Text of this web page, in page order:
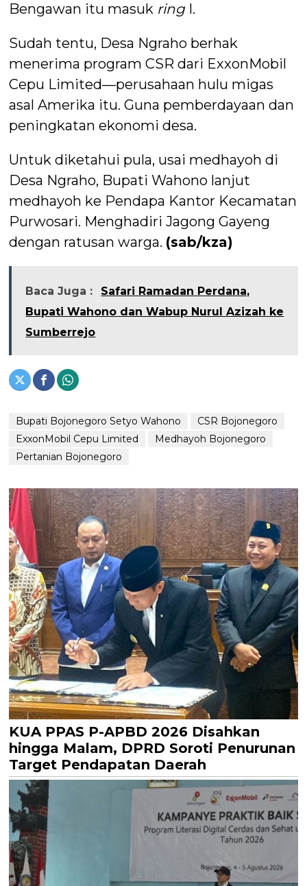
Bengawan itu masuk ringI.
Sudah tentu, Desa Ngraho berhak
menerima program CSR dari ExxonMobil
Cepu Limited—perusahaan hulu migas
asal Amerika itu. Guna pemberdayaan dan
peningkatan ekonomi desa.
Untuk diketahui pula, usai medhayoh di
Desa Ngraho, Bupati Wahono lanjut
medhayoh ke Pendapa Kantor Kecamatan
Purwosari. Menghadiri Jagong Gayeng
dengan ratusan warga. (sab/kza)
Baca Juga :
Safari Ramadan Perdana,
Bupati Wahono dan Wabup Nurul Azizah ke
Sumberrejo
Bupati Bojonegoro Setyo Wahono
CSR Bojonegoro
ExxonMobil Cepu Limited
Medhayoh Bojonegoro
Pertanian Bojonegoro
KUA PPAS P-APBD 2026 Disahkan
hingga Malam, DPRD Soroti Penurunan
Target Pendapatan Daerah